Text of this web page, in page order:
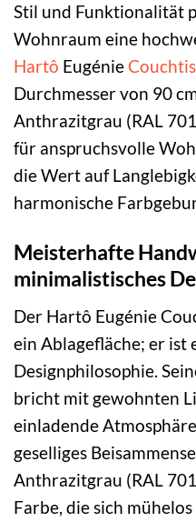
Stil und Funktionalität
Wohnraum eine
Hartô Eugénie
Durchmesser von 90
Anthrazitgrau (RAL
für anspruchsvolle
die Wert auf
harmonische
Meisterhafte
minimalistisches
Der Hartô Eugénie
ein Ablagefläche; er ist
Designphilosophie.
bricht mit gewohnten
einladende
geselliges
Anthrazitgrau (RAL
Farbe, die sich